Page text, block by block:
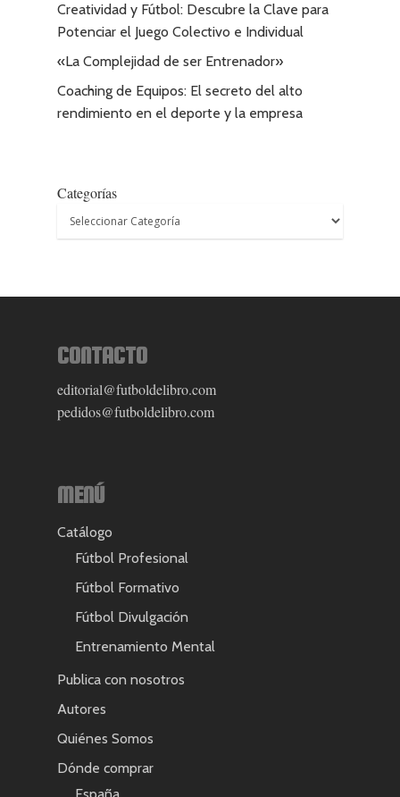
Creatividad y Fútbol: Descubre la Clave para
Potenciar el Juego Colectivo e Individual
«La Complejidad de ser Entrenador»
Coaching de Equipos: El secreto del alto
rendimiento en el deporte y la empresa
Categorías
CONTACTO
editorial@futboldelibro.com
pedidos@futboldelibro.com
MENÚ
Catálogo
Fútbol Profesional
Fútbol Formativo
Fútbol Divulgación
Entrenamiento Mental
Publica con nosotros
Autores
Quiénes Somos
Dónde comprar
Catálogo